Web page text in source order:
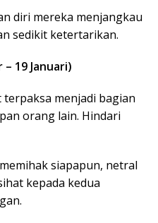
diri mereka menjangkau
sedikit ketertarikan.
19 Januari)
menjadi bagian
orang lain. Hindari
siapapun, netral
kepada kedua